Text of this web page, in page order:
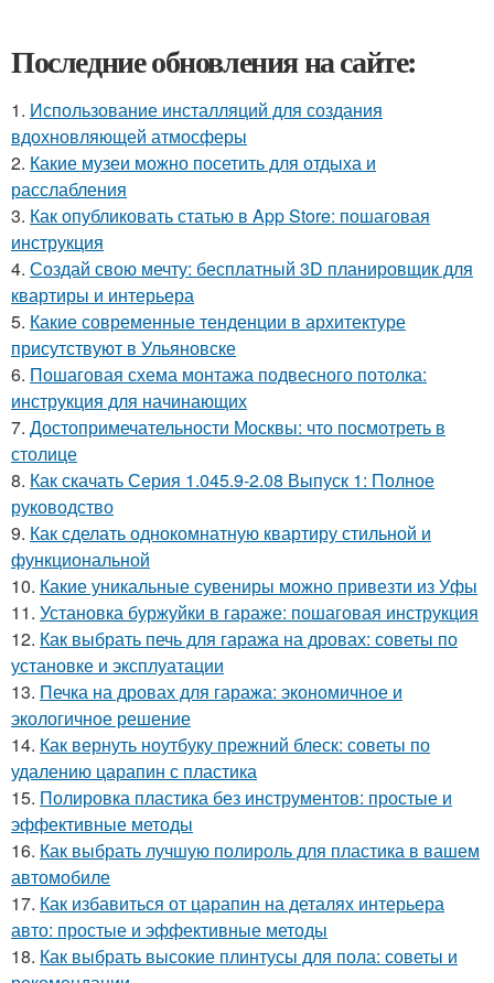
Последние обновления на сайте:
1. Использование инсталляций для создания
вдохновляющей атмосферы
2. Какие музеи можно посетить для отдыха и
расслабления
3. Как опубликовать статью в App Store: пошаговая
инструкция
4. Создай свою мечту: бесплатный 3D планировщик для
квартиры и интерьера
5. Какие современные тенденции в архитектуре
присутствуют в Ульяновске
6. Пошаговая схема монтажа подвесного потолка:
инструкция для начинающих
7. Достопримечательности Москвы: что посмотреть в
столице
8. Как скачать Серия 1.045.9-2.08 Выпуск 1: Полное
руководство
9. Как сделать однокомнатную квартиру стильной и
функциональной
10. Какие уникальные сувениры можно привезти из Уфы
11. Установка буржуйки в гараже: пошаговая инструкция
12. Как выбрать печь для гаража на дровах: советы по
установке и эксплуатации
13. Печка на дровах для гаража: экономичное и
экологичное решение
14. Как вернуть ноутбуку прежний блеск: советы по
удалению царапин с пластика
15. Полировка пластика без инструментов: простые и
эффективные методы
16. Как выбрать лучшую полироль для пластика в вашем
автомобиле
17. Как избавиться от царапин на деталях интерьера
авто: простые и эффективные методы
18. Как выбрать высокие плинтусы для пола: советы и